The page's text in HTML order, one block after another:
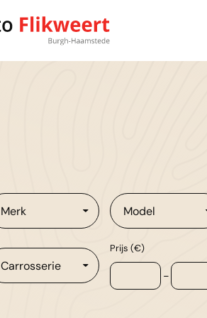
Merk Model
Carrosserie
Prijs (€)
-